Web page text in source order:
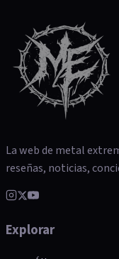
La web de metal
reseñas, noticias,
Explorar